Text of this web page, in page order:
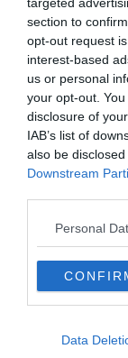
section to
opt-out request
interest-based
us or personal
your opt-out.
disclosure of
IAB’s list of
also be
Downstream
Personal
Data
un